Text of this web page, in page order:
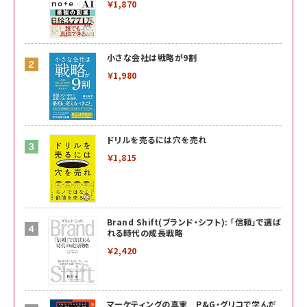
￥1,870
小さな会社は戦略が9割
￥1,980
ドリルを売るには穴を売れ
￥1,815
Brand Shift(ブランド・シフト): 「信頼」で選ば
れる時代の成長戦略
￥2,420
マーケティングの真実 P&G・グリコで学んだ